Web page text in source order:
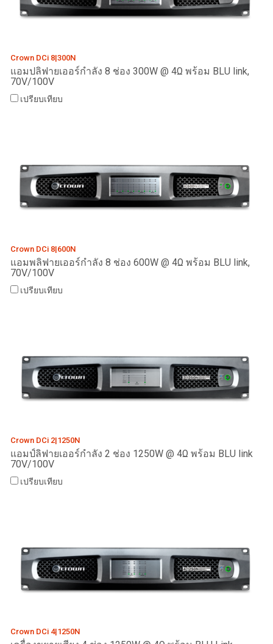
Crown DCi 8|300N
แอมปลิฟายเออร์กำลัง 8 ช่อง 300W @ 4Ω พร้อม BLU link,
70V/100V
เปรียบเทียบ
Crown DCi 8|600N
แอมพลิฟายเออร์กำลัง 8 ช่อง 600W @ 4Ω พร้อม BLU link,
70V/100V
เปรียบเทียบ
Crown DCi 2|1250N
แอมป์ลิฟายเออร์กำลัง 2 ช่อง 1250W @ 4Ω พร้อม BLU link
70V/100V
เปรียบเทียบ
Crown DCi 4|1250N